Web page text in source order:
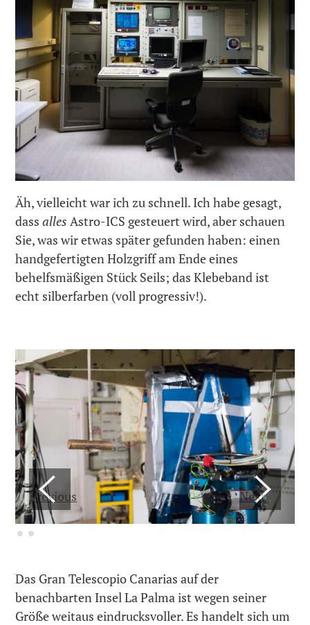
Äh, vielleicht war ich zu schnell. Ich habe gesagt,
dassalles Astro-ICS gesteuert wird, aber schauen
Sie, was wir etwas später gefunden haben: einen
handgefertigten Holzgriff am Ende eines
behelfsmäßigen Stück Seils; das Klebeband ist
echt silberfarben (voll progressiv!).
Previous Next
Das Gran Telescopio Canarias auf der
benachbarten Insel La Palma ist wegen seiner
Größe weitaus eindrucksvoller. Es handelt sich um